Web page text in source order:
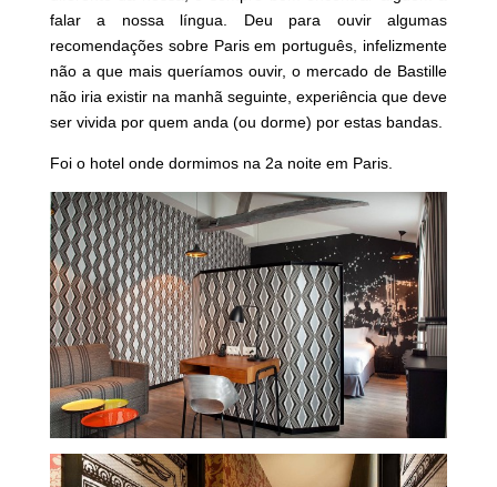
falar a nossa língua. Deu para ouvir algumas
recomendações sobre Paris em português, infelizmente
não a que mais queríamos ouvir, o mercado de Bastille
não iria existir na manhã seguinte, experiência que deve
ser vivida por quem anda (ou dorme) por estas bandas.
Foi o hotel onde dormimos na 2a noite em Paris.